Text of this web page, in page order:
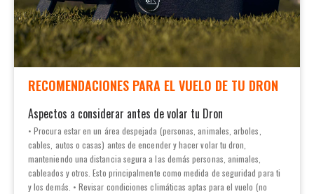
RECOMENDACIONES PARA EL VUELO DE TU DRON
Aspectos a considerar antes de volar tu Dron
• Procura estar en un área despejada (personas, animales, arboles,
cables, autos o casas) antes de encender y hacer volar tu dron,
manteniendo una distancia segura a las demás personas, animales,
cableados y otros. Esto principalmente como medida de seguridad para ti
y los demás. • Revisar condiciones climáticas aptas para el vuelo (no